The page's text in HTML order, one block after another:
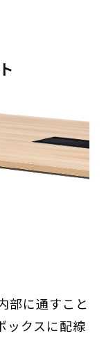
部に通すこと
ックスに配線